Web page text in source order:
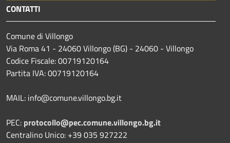
CONTATTI
Comune di Villongo
Via Roma 41 - 24060 Villongo (BG) - 24060 - Villongo
Codice Fiscale: 00719120164
Partita IVA: 00719120164
MAIL: info@comune.villongo.bg.it
PEC: protocollo@pec.comune.villongo.bg.it
Centralino Unico: +39 035 927222